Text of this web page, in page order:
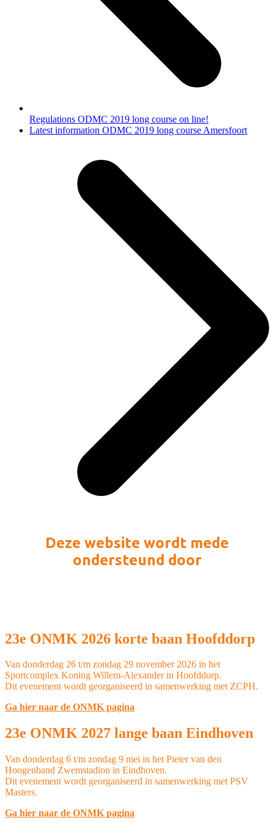
Regulations ODMC 2019 long course on line!
next
Latest information ODMC 2019 long course Amersfoort
Deze website wordt mede
ondersteund door
23e ONMK 2026 korte baan Hoofddorp
Van donderdag 26 t/m zondag 29 november 2026 in het
Sportcomplex Koning Willem-Alexander in Hoofddorp.
Dit evenement wordt georganiseerd in samenwerking met ZCPH.
Ga hier naar de ONMK pagina
23e ONMK 2027 lange baan Eindhoven
Van donderdag 6 t/m zondag 9 mei in het Pieter van den
Hoogenband Zwemstadion in Eindhoven.
Dit evenement wordt georganiseerd in samenwerking met PSV
Masters.
Ga hier naar de ONMK pagina